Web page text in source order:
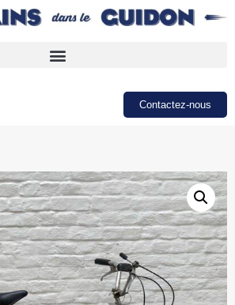
Contactez-nous